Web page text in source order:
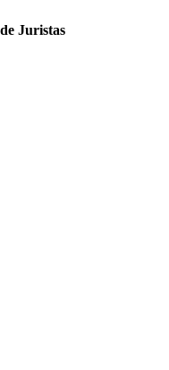
Juristas